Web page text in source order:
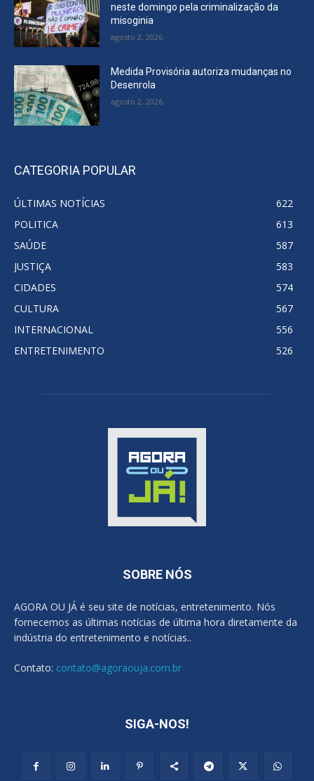
neste domingo pela criminalização da
misoginia
agosto 2, 2026
Medida Provisória autoriza mudanças no
Desenrola
agosto 2, 2026
CATEGORIA POPULAR
ÚLTIMAS NOTÍCIAS
622
POLITICA
613
SAÚDE
587
JUSTIÇA
583
CIDADES
574
CULTURA
567
INTERNACIONAL
556
ENTRETENIMENTO
526
SOBRE NÓS
AGORA OU JÁ é seu site de notícias, entretenimento. Nós
fornecemos as últimas notícias de última hora diretamente da
indústria do entretenimento e notícias..
Contato: contato@agoraouja.com.br
SIGA-NOS!